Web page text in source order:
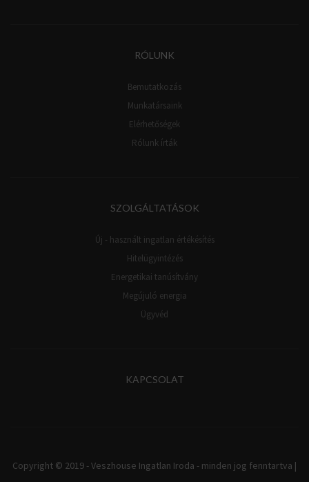
RÓLUNK
Bemutatkozás
Munkatársaink
Elérhetőségek
Rólunk írták
SZOLGÁLTATÁSOK
Új - használt ingatlan értékésítés
Hitelügyintézés
Energetikai tanúsítvány
Megújuló energia
Ügyvéd
KAPCSOLAT
Copyright © 2019 - Veszhouse Ingatlan Iroda - minden jog fenntartva |